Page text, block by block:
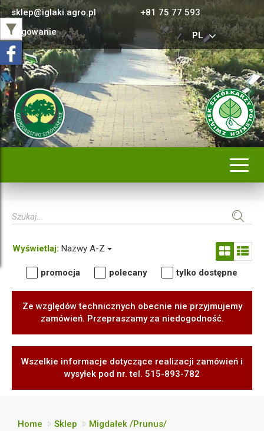
sklep@iglaki.agro.pl
+81 75 77 593
Logowanie
PL
Wyświetlaj: Nazwy A-Z
promocja polecany tylko dostępne
Ze względów technicznych obecnie nie przyjmujemy
zamówień. Przepraszamy za niedogodność.
Wszelkie informacje dotyczące realizacji zamówień i
wysyłek pod nr. tel. 515-893-782
Home Sklep Migdałek /Prunus/